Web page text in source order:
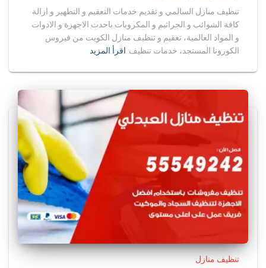
تنظيف منازل السالمي و تقديم خدمات التعقيم و التطهير و ازالة
كافة الشوائب و الجراثيم و المكروبات باحدث الاجهزة و الادوات
و المواد العالمية، تعقيم و تنظيف منازل الكويت من فيروس
الكورونا المستجد، خدمات تنظيف اقرأ المزيد
تنظيف منازل